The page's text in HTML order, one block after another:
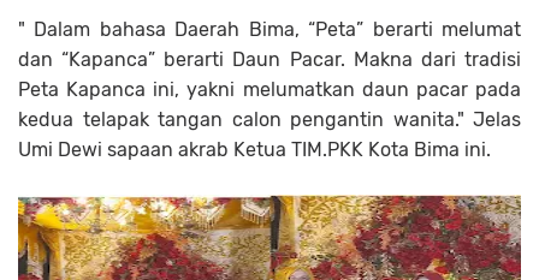
" Dalam bahasa Daerah Bima, “Peta” berarti melumat
dan “Kapanca” berarti Daun Pacar. Makna dari tradisi
Peta Kapanca ini, yakni melumatkan daun pacar pada
kedua telapak tangan calon pengantin wanita." Jelas
Umi Dewi sapaan akrab Ketua TIM.PKK Kota Bima ini.